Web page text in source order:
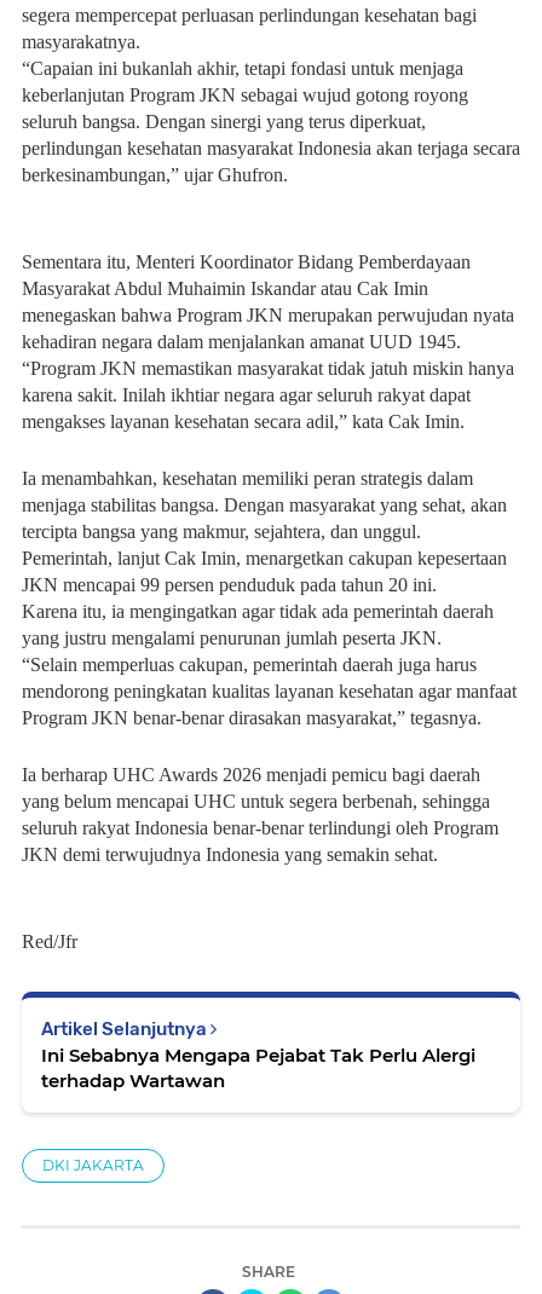
segera mempercepat perluasan perlindungan kesehatan bagi
masyarakatnya.
“Capaian ini bukanlah akhir, tetapi fondasi untuk menjaga
keberlanjutan Program JKN sebagai wujud gotong royong
seluruh bangsa. Dengan sinergi yang terus diperkuat,
perlindungan kesehatan masyarakat Indonesia akan terjaga secara
berkesinambungan,” ujar Ghufron.
Sementara itu, Menteri Koordinator Bidang Pemberdayaan
Masyarakat Abdul Muhaimin Iskandar atau Cak Imin
menegaskan bahwa Program JKN merupakan perwujudan nyata
kehadiran negara dalam menjalankan amanat UUD 1945.
“Program JKN memastikan masyarakat tidak jatuh miskin hanya
karena sakit. Inilah ikhtiar negara agar seluruh rakyat dapat
mengakses layanan kesehatan secara adil,” kata Cak Imin.
Ia menambahkan, kesehatan memiliki peran strategis dalam
menjaga stabilitas bangsa. Dengan masyarakat yang sehat, akan
tercipta bangsa yang makmur, sejahtera, dan unggul.
Pemerintah, lanjut Cak Imin, menargetkan cakupan kepesertaan
JKN mencapai 99 persen penduduk pada tahun 20 ini.
Karena itu, ia mengingatkan agar tidak ada pemerintah daerah
yang justru mengalami penurunan jumlah peserta JKN.
“Selain memperluas cakupan, pemerintah daerah juga harus
mendorong peningkatan kualitas layanan kesehatan agar manfaat
Program JKN benar-benar dirasakan masyarakat,” tegasnya.
Ia berharap UHC Awards 2026 menjadi pemicu bagi daerah
yang belum mencapai UHC untuk segera berbenah, sehingga
seluruh rakyat Indonesia benar-benar terlindungi oleh Program
JKN demi terwujudnya Indonesia yang semakin sehat.
Red/Jfr
Artikel Selanjutnya
Ini Sebabnya Mengapa Pejabat Tak Perlu Alergi
terhadap Wartawan
DKI JAKARTA
SHARE